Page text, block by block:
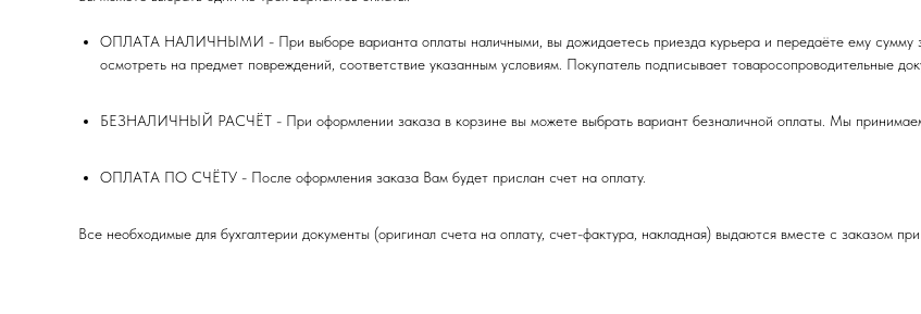
ОПЛАТА НАЛИЧНЫМИ - При выборе варианта оплаты наличными, вы дожидаетесь приезда курьера и передаёте ему сумму за
осмотреть на предмет повреждений, соответствие указанным условиям. Покупатель подписывает товаросопроводительные
БЕЗНАЛИЧНЫЙ РАСЧЁТ - При оформлении заказа в корзине вы можете выбрать вариант безналичной оплаты. Мы
ОПЛАТА ПО СЧЁТУ - После оформления заказа Вам будет прислан счет на оплату.
Все необходимые для бухгалтерии документы (оригинал счета на оплату, счет-фактура, накладная) выдаются вместе с заказом при